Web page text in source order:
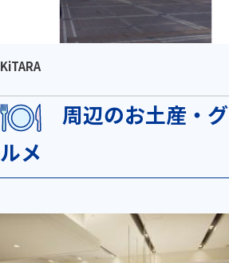
KiTARA
周辺のお土産・グ
ルメ